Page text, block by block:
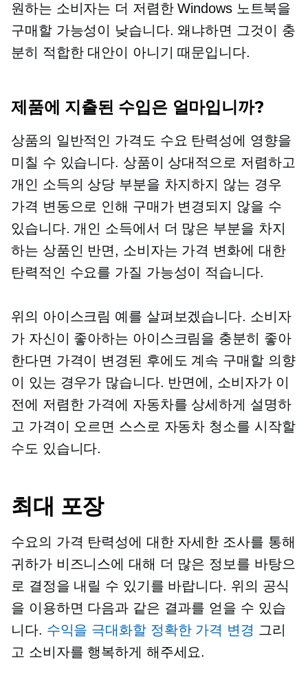
원하는 소비자는 더 저렴한 Windows 노트북을
구매할 가능성이 낮습니다. 왜냐하면 그것이 충
분히 적합한 대안이 아니기 때문입니다.
제품에 지출된 수입은 얼마입니까?
상품의 일반적인 가격도 수요 탄력성에 영향을
미칠 수 있습니다. 상품이 상대적으로 저렴하고
개인 소득의 상당 부분을 차지하지 않는 경우
가격 변동으로 인해 구매가 변경되지 않을 수
있습니다. 개인 소득에서 더 많은 부분을 차지
하는 상품인 반면, 소비자는 가격 변화에 대한
탄력적인 수요를 가질 가능성이 적습니다.
위의 아이스크림 예를 살펴보겠습니다. 소비자
가 자신이 좋아하는 아이스크림을 충분히 좋아
한다면 가격이 변경된 후에도 계속 구매할 의향
이 있는 경우가 많습니다. 반면에, 소비자가 이
전에 저렴한 가격에 자동차를 상세하게 설명하
고 가격이 오르면 스스로 자동차 청소를 시작할
수도 있습니다.
최대 포장
수요의 가격 탄력성에 대한 자세한 조사를 통해
귀하가 비즈니스에 대해 더 많은 정보를 바탕으
로 결정을 내릴 수 있기를 바랍니다. 위의 공식
을 이용하면 다음과 같은 결과를 얻을 수 있습
니다. 수익을 극대화할 정확한 가격 변경 그리
고 소비자를 행복하게 해주세요.